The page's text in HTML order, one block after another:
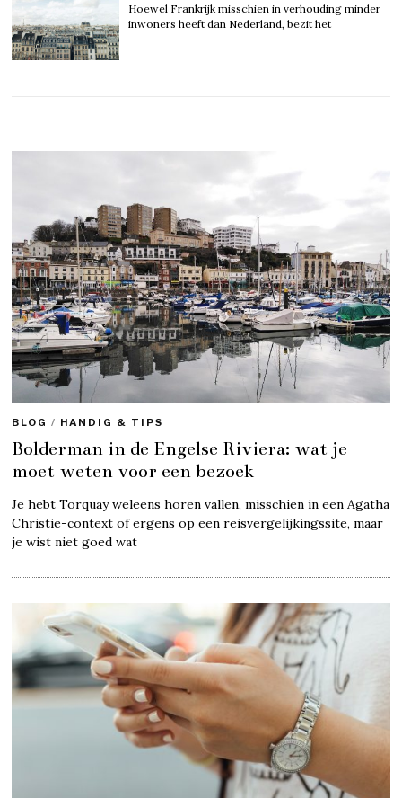
Hoewel Frankrijk misschien in verhouding minder
inwoners heeft dan Nederland, bezit het
BLOG / HANDIG & TIPS
Bolderman in de Engelse Riviera: wat je
moet weten voor een bezoek
Je hebt Torquay weleens horen vallen, misschien in een Agatha
Christie-context of ergens op een reisvergelijkingssite, maar
je wist niet goed wat